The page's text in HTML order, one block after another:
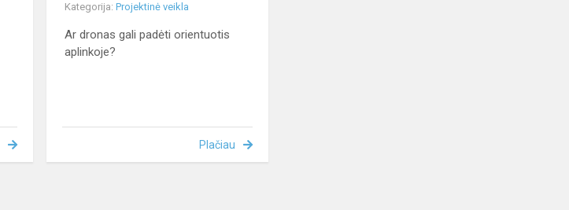
Kategorija:Projektinė veikla
Ar dronas gali padėti orientuotis
aplinkoje?
Plačiau